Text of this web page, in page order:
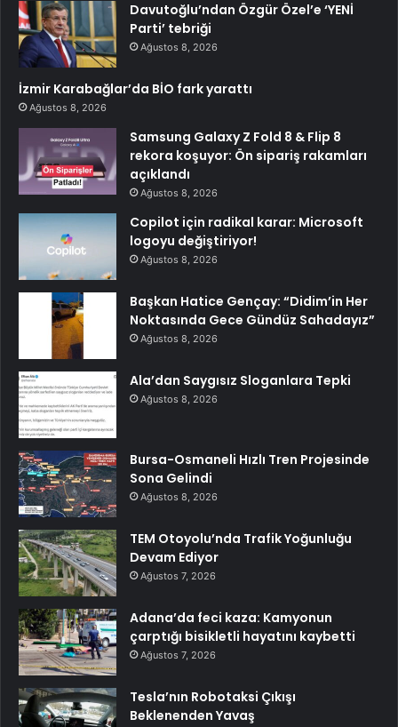
Davutoğlu’ndan Özgür Özel’e ‘YENİ
Parti’ tebriği
Ağustos 8, 2026
İzmir Karabağlar’da BİO fark yarattı
Ağustos 8, 2026
Samsung Galaxy Z Fold 8 & Flip 8
rekora koşuyor: Ön sipariş rakamları
açıklandı
Ağustos 8, 2026
Copilot için radikal karar: Microsoft
logoyu değiştiriyor!
Ağustos 8, 2026
Başkan Hatice Gençay: “Didim’in Her
Noktasında Gece Gündüz Sahadayız”
Ağustos 8, 2026
Ala’dan Saygısız Sloganlara Tepki
Ağustos 8, 2026
Bursa-Osmaneli Hızlı Tren Projesinde
Sona Gelindi
Ağustos 8, 2026
TEM Otoyolu’nda Trafik Yoğunluğu
Devam Ediyor
Ağustos 7, 2026
Adana’da feci kaza: Kamyonun
çarptığı bisikletli hayatını kaybetti
Ağustos 7, 2026
Tesla’nın Robotaksi Çıkışı
Beklenenden Yavaş